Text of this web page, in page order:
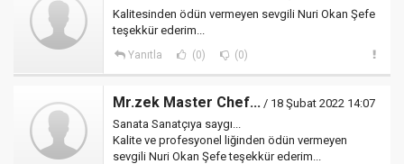
Kalitesinden ödün vermeyen sevgili Nuri Okan Şefe
teşekkür ederim...
Yanıtla (0) (0)
Mr.zek Master Chef... / 18 Şubat 2022 14:07
Sanata Sanatçıya saygı...
Kalite ve profesyonel liğinden ödün vermeyen
sevgili Nuri Okan Şefe teşekkür ederim...